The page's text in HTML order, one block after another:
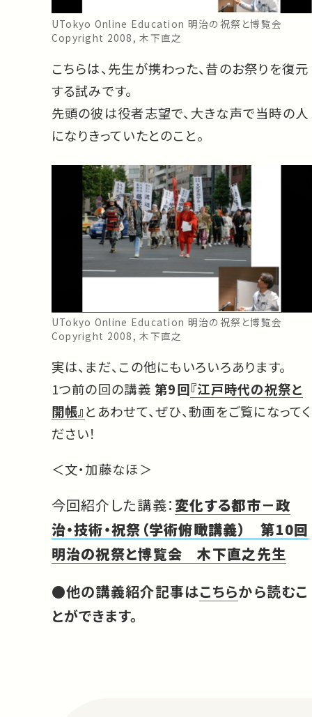
UTokyo Online Education 明治の祝祭と博覧会
Copyright 2008, 木下直之
こちらは、先生が携わった、昔のお祭りを復元
する試みです。
先頭の彼は役者志望で、大きな声で当時の人
になりきっていたとのこと。
UTokyo Online Education 明治の祝祭と博覧会
Copyright 2008, 木下直之
実は、まだ、この他にもいろいろあります。
1つ前の回の講義第9回『江戸時代の祝祭と
開帳』とあわせて、ぜひ、動画をご覧になってく
ださい！
＜文・加藤なほ＞
今回紹介した講義：変化する都市－政
治・技術・祝祭（学術俯瞰講義） 第10回
明治の祝祭と博覧会 木下直之先生
●他の講義紹介記事はこちらから読むこ
とができます。